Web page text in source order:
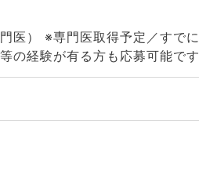
医） ※専門医取得予定／すでに
の経験が有る方も応募可能です